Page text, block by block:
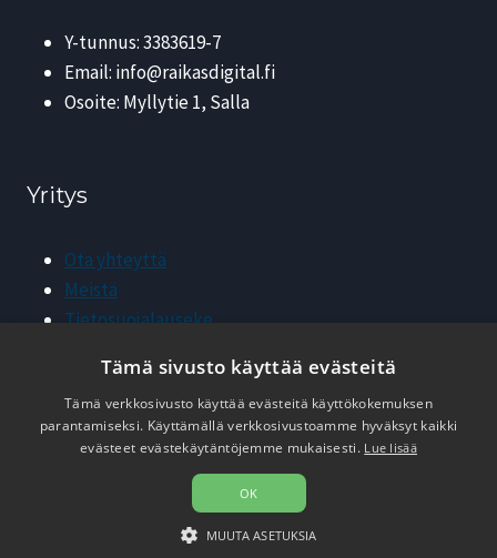
Y-tunnus: 3383619-7
Email: info@raikasdigital.fi
Osoite: Myllytie 1, Salla
Yritys
Ota yhteyttä
Meistä
Tietosuojalauseke
© 2026 Raikas Digital
Tämä sivusto käyttää evästeitä
Tämä verkkosivusto käyttää evästeitä käyttökokemuksen
parantamiseksi. Käyttämällä verkkosivustoamme hyväksyt kaikki
evästeet evästekäytäntöjemme mukaisesti. Lue lisää
OK
MUUTA ASETUKSIA